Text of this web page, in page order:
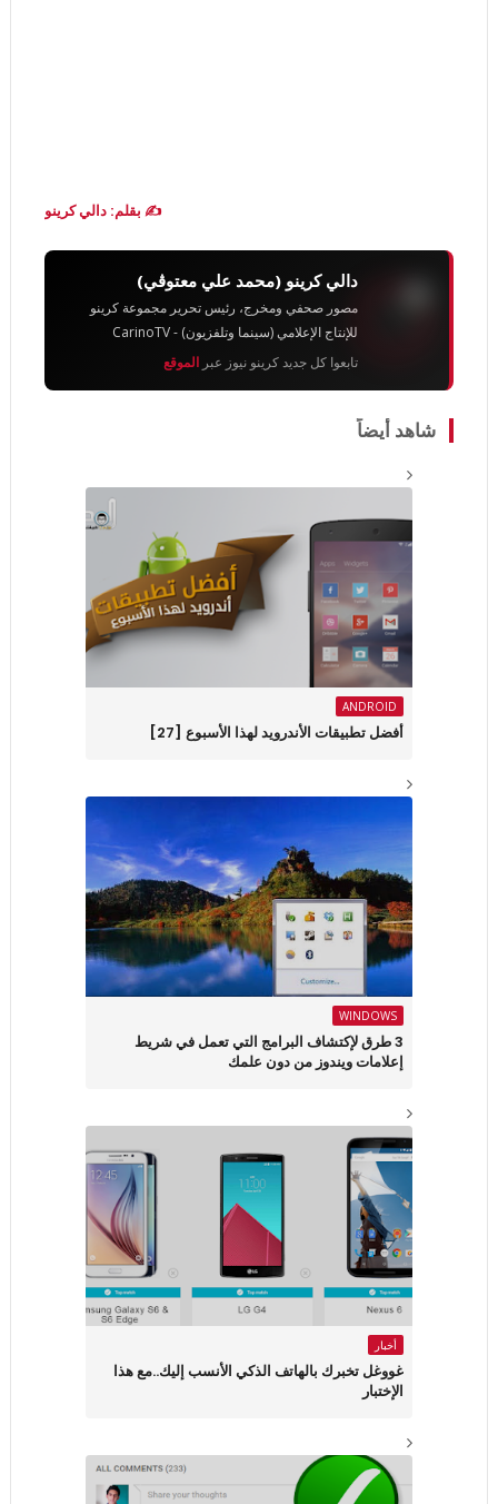
✍️ بقلم: دالي كرينو
دالي كرينو (محمد علي معتوڨي)
مصور صحفي ومخرج، رئيس تحرير مجموعة كرينو
للإنتاج الإعلامي (سينما وتلفزيون) - CarinoTV
تابعوا كل جديد كرينو نيوز عبر الموقع
شاهد أيضاً
ANDROID
أفضل تطبيقات الأندرويد لهذا الأسبوع ‏[27]
WINDOWS
3 طرق لإكتشاف البرامج التي تعمل في شريط
إعلامات ويندوز من دون علمك
أخبار
غووغل تخبرك بالهاتف الذكي الأنسب إليك..مع هذا
الإختبار